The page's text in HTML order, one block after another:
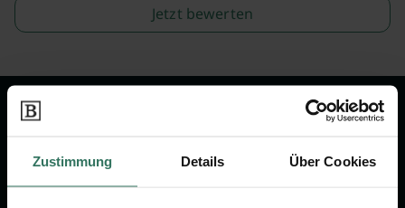
Zustimmung Details Über Cookies
Jetzt bewerten
Wir sind Ihr Ansprechpartner rund
um das Thema Bestattung &
Vorsorge.